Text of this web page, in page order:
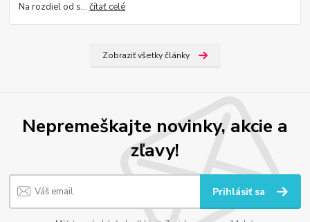
Na rozdiel od s...čítať celé
Zobraziť všetky články
Nepremeškajte novinky, akcie a
zľavy!
Prihlásiť sa